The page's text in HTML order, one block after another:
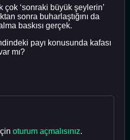
çok ‘sonraki büyük şeylerin’
sonra buharlaştığını da
baskısı gerçek.
payı konusunda kafası
mı?
oturum açmalısınız.